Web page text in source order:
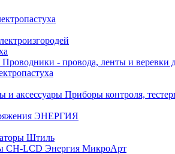
Проводники - провода, ленты и веревки
Приборы контроля,
ЭНЕРГИЯ
Штиль
СН-LCD Энepгия МикроАрт